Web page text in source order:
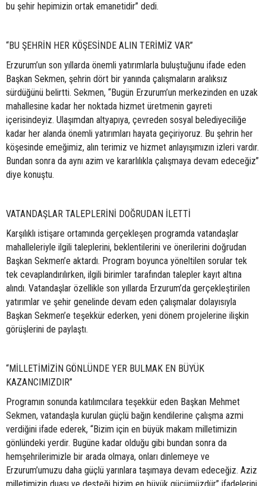
bu şehir hepimizin ortak emanetidir” dedi.
“BU ŞEHRİN HER KÖŞESİNDE ALIN TERİMİZ VAR”
Erzurum’un son yıllarda önemli yatırımlarla buluştuğunu ifade eden
Başkan Sekmen, şehrin dört bir yanında çalışmaların aralıksız
sürdüğünü belirtti. Sekmen, “Bugün Erzurum’un merkezinden en uzak
mahallesine kadar her noktada hizmet üretmenin gayreti
içerisindeyiz. Ulaşımdan altyapıya, çevreden sosyal belediyeciliğe
kadar her alanda önemli yatırımları hayata geçiriyoruz. Bu şehrin her
köşesinde emeğimiz, alın terimiz ve hizmet anlayışımızın izleri vardır.
Bundan sonra da aynı azim ve kararlılıkla çalışmaya devam edeceğiz”
diye konuştu.
VATANDAŞLAR TALEPLERİNİ DOĞRUDAN İLETTİ
Karşılıklı istişare ortamında gerçekleşen programda vatandaşlar
mahalleleriyle ilgili taleplerini, beklentilerini ve önerilerini doğrudan
Başkan Sekmen’e aktardı. Program boyunca yöneltilen sorular tek
tek cevaplandırılırken, ilgili birimler tarafından talepler kayıt altına
alındı. Vatandaşlar özellikle son yıllarda Erzurum’da gerçekleştirilen
yatırımlar ve şehir genelinde devam eden çalışmalar dolayısıyla
Başkan Sekmen’e teşekkür ederken, yeni dönem projelerine ilişkin
görüşlerini de paylaştı.
“MİLLETİMİZİN GÖNLÜNDE YER BULMAK EN BÜYÜK
KAZANCIMIZDIR”
Programın sonunda katılımcılara teşekkür eden Başkan Mehmet
Sekmen, vatandaşla kurulan güçlü bağın kendilerine çalışma azmi
verdiğini ifade ederek, “Bizim için en büyük makam milletimizin
gönlündeki yerdir. Bugüne kadar olduğu gibi bundan sonra da
hemşehrilerimizle bir arada olmaya, onları dinlemeye ve
Erzurum’umuzu daha güçlü yarınlara taşımaya devam edeceğiz. Aziz